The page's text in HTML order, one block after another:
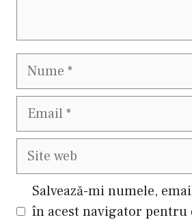
Nume
Email
Site
Salvează-mi numele,
în acest navigator pentru